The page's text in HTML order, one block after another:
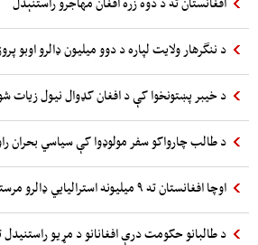
د ننگرهار ولایت لپاره د دوو میلیون ډالرو اوبو
د خیبر پښتونخوا کې د افغان کډوال نیول زیات
د طالب چارواکو سفر مولوډوا کې سیاسي بحران
اوچا افغانستان ته ۹ میلیونه استرالیایي ډالرو مرسته اعلان کړه
د طالبانو حکومت درې افغانانو د مړیو راستنیدل